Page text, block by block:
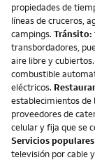
propiedades de
líneas de cruceros,
campings. Tránsito:
transbordadores,
aire libre y cubiertos.
combustible
eléctricos.
establecimientos de
proveedores de
celular y fija que se
Servicios
televisión por cable